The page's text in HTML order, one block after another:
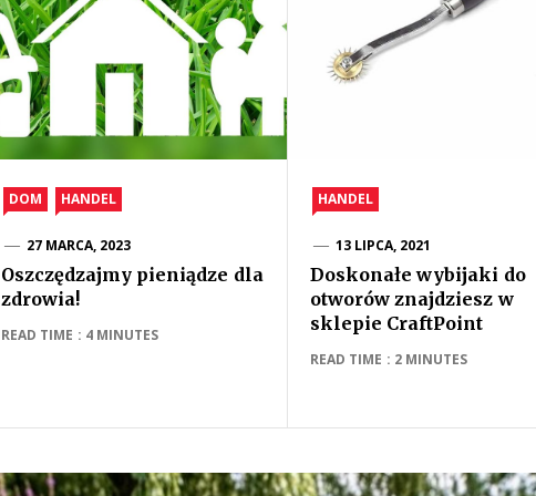
DOM HANDEL
27 MARCA, 2023
Oszczędzajmy pieniądze dla
zdrowia!
READ TIME : 4 MINUTES
HANDEL
13 LIPCA, 2021
Doskonałe wybijaki do
otworów znajdziesz w
sklepie CraftPoint
READ TIME : 2 MINUTES